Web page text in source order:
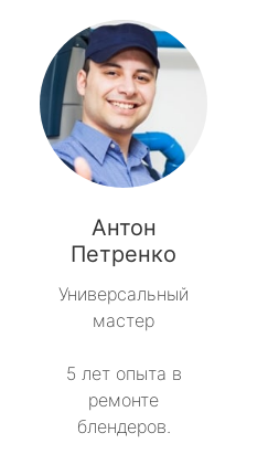
Антон
Петренко
Универсальный
мастер
5 лет опыта в
ремонте
блендеров.